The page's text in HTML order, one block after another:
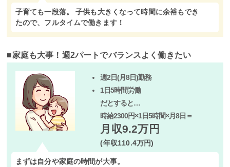
子育ても一段落。 子供も大きくなって時間に余裕もでき
たので、フルタイムで働きます！
■家庭も大事！週2パートでバランスよく働きたい
週2日(月8日)勤務
1日5時間労働
だとすると…
時給2300円×1日5時間×月8日＝
月収9.2万円
(年収110.4万円)
まずは自分や家庭の時間が大事。